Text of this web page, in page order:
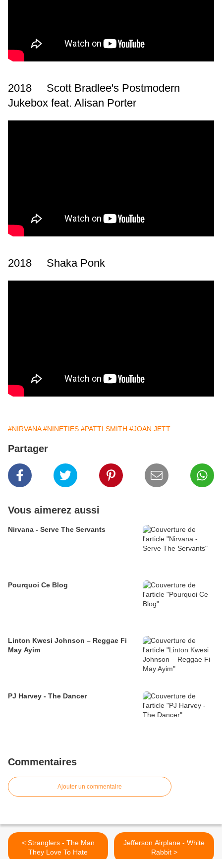
2018 Scott Bradlee's Postmodern
Jukebox feat. Alisan Porter
2018 Shaka Ponk
#NIRVANA #NINETIES #PATTI SMITH #JOAN JETT
Partager
Vous aimerez aussi
Nirvana - Serve The Servants
Pourquoi Ce Blog
Linton Kwesi Johnson – Reggae Fi
May Ayim
PJ Harvey - The Dancer
Commentaires
Ajouter un commentaire
< Stranglers - The Man
They Love To Hate
Jefferson Airplane - White
Rabbit >